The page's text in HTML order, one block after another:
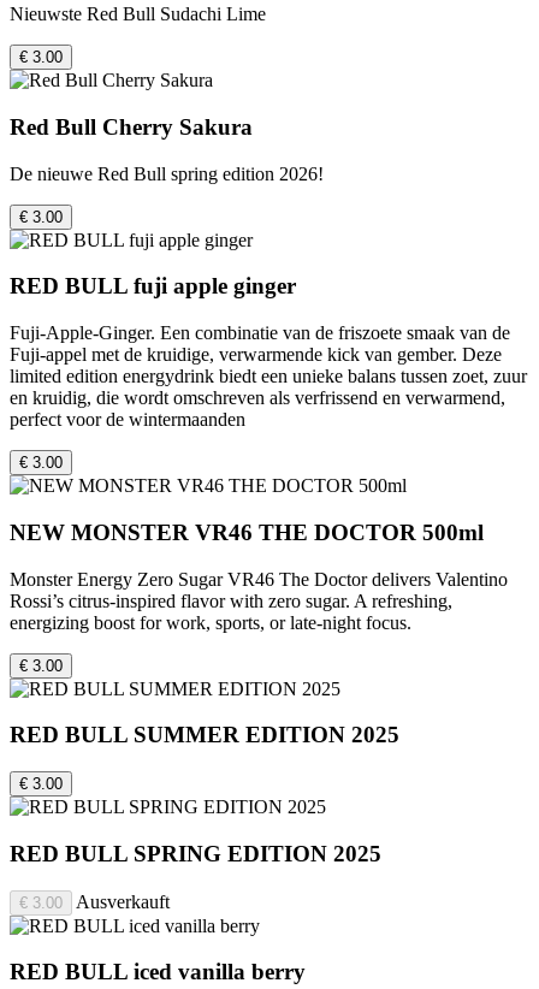
Nieuwste Red Bull Sudachi Lime
€ 3.00
Red Bull Cherry Sakura
De nieuwe Red Bull spring edition 2026!
€ 3.00
RED BULL fuji apple ginger
Fuji-Apple-Ginger. Een combinatie van de friszoete smaak van de
Fuji-appel met de kruidige, verwarmende kick van gember. Deze
limited edition energydrink biedt een unieke balans tussen zoet, zuur
en kruidig, die wordt omschreven als verfrissend en verwarmend,
perfect voor de wintermaanden
€ 3.00
NEW MONSTER VR46 THE DOCTOR 500ml
Monster Energy Zero Sugar VR46 The Doctor delivers Valentino
Rossi’s citrus-inspired flavor with zero sugar. A refreshing,
energizing boost for work, sports, or late-night focus.
€ 3.00
RED BULL SUMMER EDITION 2025
€ 3.00
RED BULL SPRING EDITION 2025
€ 3.00 Ausverkauft
RED BULL iced vanilla berry